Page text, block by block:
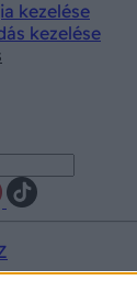
kezelése
kezelése